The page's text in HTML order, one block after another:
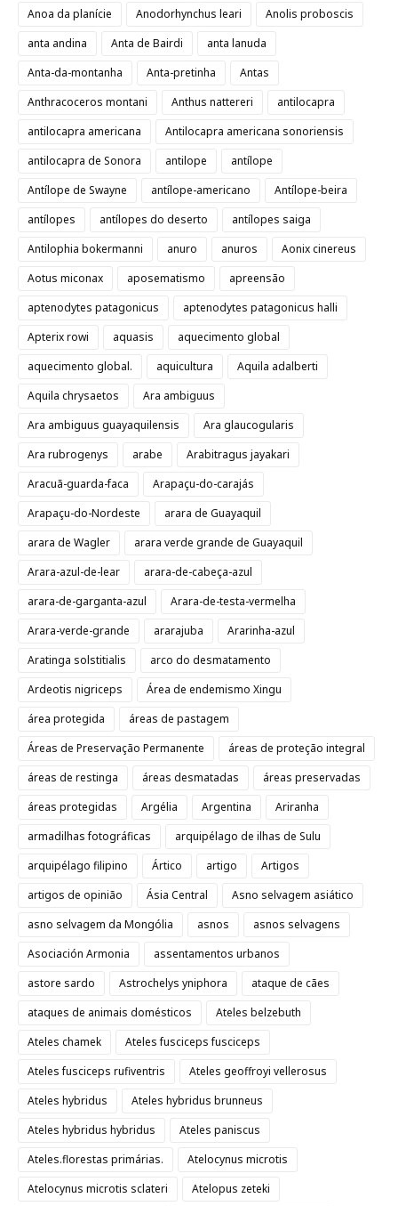
Anoa da planície
Anodorhynchus leari
Anolis proboscis
anta andina
Anta de Bairdi
anta lanuda
Anta-da-montanha
Anta-pretinha
Antas
Anthracoceros montani
Anthus nattereri
antilocapra
antilocapra americana
Antilocapra americana sonoriensis
antilocapra de Sonora
antilope
antílope
Antílope de Swayne
antílope-americano
Antílope-beira
antílopes
antílopes do deserto
antílopes saiga
Antilophia bokermanni
anuro anuros
Aonix cinereus
Aotus miconax
aposematismo
apreensão
aptenodytes patagonicus
aptenodytes patagonicus halli
Apterix rowi
aquasis
aquecimento global
aquecimento global.
aquicultura
Aquila adalberti
Aquila chrysaetos
Ara ambiguus
Ara ambiguus guayaquilensis
Ara glaucogularis
Ara rubrogenys
arabe
Arabitragus jayakari
Aracuã-guarda-faca
Arapaçu-do-carajás
Arapaçu-do-Nordeste
arara de Guayaquil
arara de Wagler
arara verde grande de Guayaquil
Arara-azul-de-lear
arara-de-cabeça-azul
arara-de-garganta-azul
Arara-de-testa-vermelha
Arara-verde-grande
ararajuba
Ararinha-azul
Aratinga solstitialis
arco do desmatamento
Ardeotis nigriceps
Área de endemismo Xingu
área protegida
áreas de pastagem
Áreas de Preservação Permanente
áreas de proteção integral
áreas de restinga
áreas desmatadas
áreas preservadas
áreas protegidas
Argélia Argentina
Ariranha
armadilhas fotográficas
arquipélago de ilhas de Sulu
arquipélago filipino
Ártico artigo
Artigos
artigos de opinião
Ásia Central
Asno selvagem asiático
asno selvagem da Mongólia
asnos
asnos selvagens
Asociación Armonia
assentamentos urbanos
astore sardo
Astrochelys yniphora
ataque de cães
ataques de animais domésticos
Ateles belzebuth
Ateles chamek
Ateles fusciceps fusciceps
Ateles fusciceps rufiventris
Ateles geoffroyi vellerosus
Ateles hybridus
Ateles hybridus brunneus
Ateles hybridus hybridus
Ateles paniscus
Ateles.florestas primárias.
Atelocynus microtis
Atelocynus microtis sclateri
Atelopus zeteki